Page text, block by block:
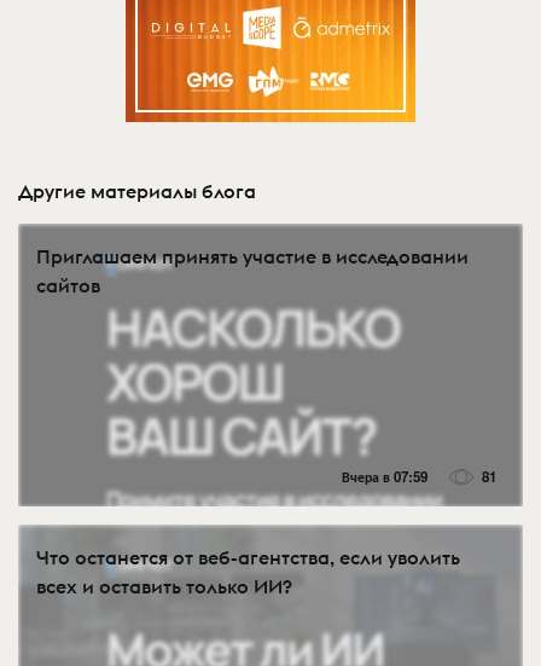
Другие материалы блога
Приглашаем принять участие в исследовании
сайтов
Вчера в 07:59 81
Что останется от веб-агентства, если уволить
всех и оставить только ИИ?